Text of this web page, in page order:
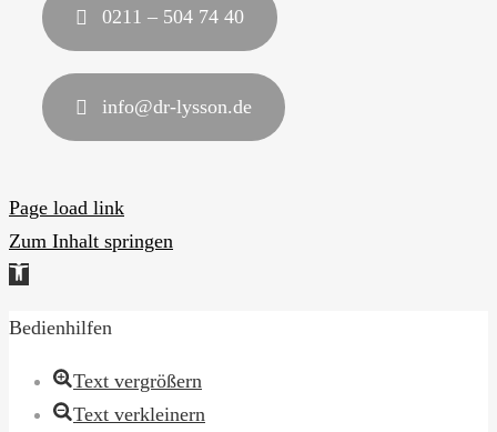
0211 – 504 74 40
info@dr-lysson.de
Page load link
Zum Inhalt springen
Werkzeugleiste
Bedienhilfen
Text vergrößern
Text verkleinern